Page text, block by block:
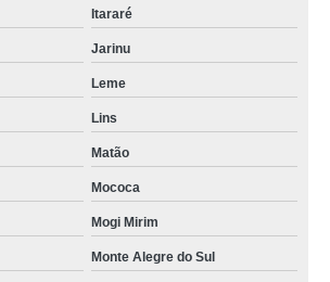
Itararé
Jarinu
Leme
Lins
Matão
Mococa
Mogi Mirim
Monte Alegre do Sul